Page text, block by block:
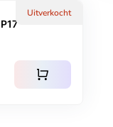
Uitverkocht
shopping_cart